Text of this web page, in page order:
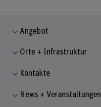
Angebot
Orte + Infrastruktur
Kontakte
News + Veranstaltungen